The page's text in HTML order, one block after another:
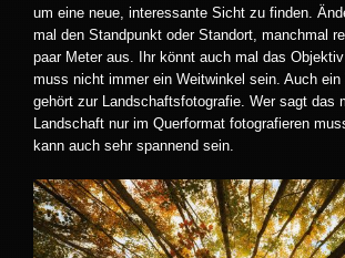
um eine neue, interessante Sicht zu finden.
mal den Standpunkt oder Standort, manchmal
paar Meter aus. Ihr könnt auch mal das
muss nicht immer ein Weitwinkel sein. Auch ein
gehört zur Landschaftsfotografie. Wer sagt das
Landschaft nur im Querformat fotografieren
kann auch sehr spannend sein.